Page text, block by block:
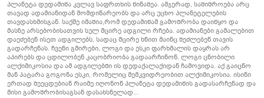
პლანეტა დედამიწა კვლავ საფრთხის წინაშეა. ამჯერად, საშიშროება არც
თავად ადამიანიდან მომდინარეობს და არც უცხო პლანეტელების
თავდასხმისგან. საქმე იმაშია,რომ დედამიწამ გამოშრობა დაიწყო და
მასზე არსებობისათვის სულ მცირე ადგილი რჩება. ადამიანები გამალებით
დაეძებენ ისეთ ადგილებს, სადაც მცირე ხნით მაინც შეძლებენ თავის
გადარჩენას. ჩვენი გმირები, ლოგი და ესკი ფარხმალის დაყრას არ
აპირებს და ცდილობენ კაცობრიობა გადაარჩინონ. ლოგი ცნობილი
ალქიმიკოსია და ამ ადგილებში ის დედაქალაქიდან ჩამოვიდა. აქ გაიცნო
მან პატარა გოგონა ესკი, რომელიც მემკვიდრეობით ალქიმიკოსია. ისინი
ერთად შეეცდებიან რაიმე იღონონ პლანეტა დედამიწის გადასარჩენად და
მისი გამოშრობისაგსან დასახსნელად...